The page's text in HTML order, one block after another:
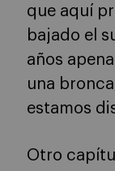
que aquí
bajado el
años
una
estamos
Otro